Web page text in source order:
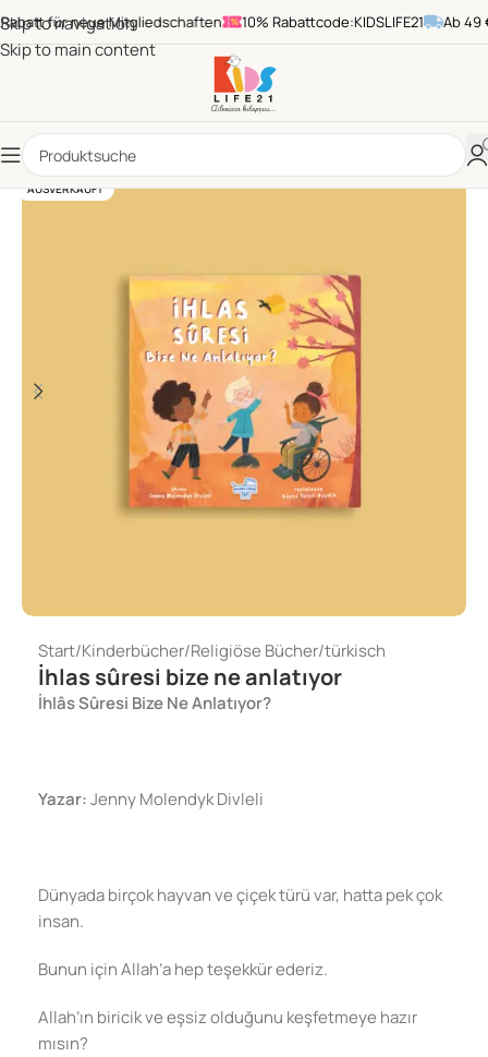
Skip to navigation
Skip to main content
für neue Mitgliedschaften 10% Rabattcode:KIDSLIFE21 Ab 49 €
AUSVERKAUFT
Start/Kinderbücher/Religiöse Bücher/türkisch
İhlas sûresi bize ne anlatıyor
İhlâs Sûresi Bize Ne Anlatıyor?
Yazar:Jenny Molendyk Divleli
Dünyada birçok hayvan ve çiçek türü var, hatta pek çok
insan.
Bunun için Allah’a hep teşekkür ederiz.
Allah’ın biricik ve eşsiz olduğunu keşfetmeye hazır
mısın?